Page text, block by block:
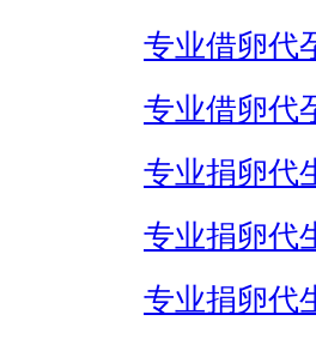
专业借卵代
专业借卵代
专业捐卵代
专业捐卵代
专业捐卵代